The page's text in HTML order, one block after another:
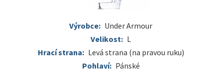
Výrobce: Under Armour
Velikost: L
Hrací strana: Levá strana (na pravou ruku)
Pohlaví: Pánské